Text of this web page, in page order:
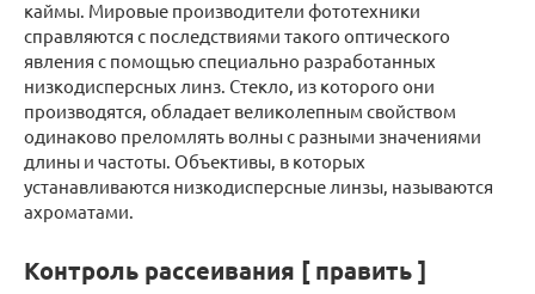
каймы. Мировые производители фототехники
справляются с последствиями такого оптического
явления с помощью специально разработанных
низкодисперсных линз. Стекло, из которого они
производятся, обладает великолепным свойством
одинаково преломлять волны с разными значениями
длины и частоты. Объективы, в которых
устанавливаются низкодисперсные линзы, называются
ахроматами.
Контроль рассеивания [ править ]